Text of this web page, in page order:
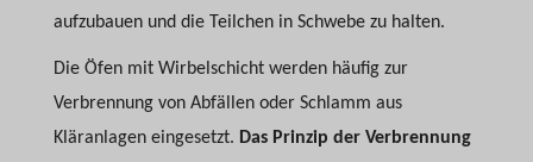
aufzubauen und die Teilchen in Schwebe zu halten.
Die Öfen mit Wirbelschicht werden häufig zur
Verbrennung von Abfällen oder Schlamm aus
Kläranlagen eingesetzt. Das Prinzip der Verbrennung